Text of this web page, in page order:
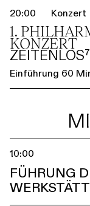
20:00 Konzert
1.
KONZERT
Einführung 60
10:00
FÜHRUNG